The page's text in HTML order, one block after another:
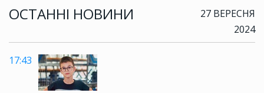
ОСТАННІ НОВИНИ
27 ВЕРЕСНЯ
2024
17:43